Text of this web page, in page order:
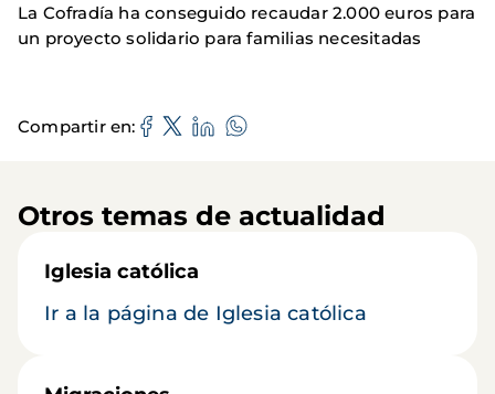
La Cofradía ha conseguido recaudar 2.000 euros para
un proyecto solidario para familias necesitadas
Compartir en
Otros temas de actualidad
Iglesia católica
Ir a la página de Iglesia católica